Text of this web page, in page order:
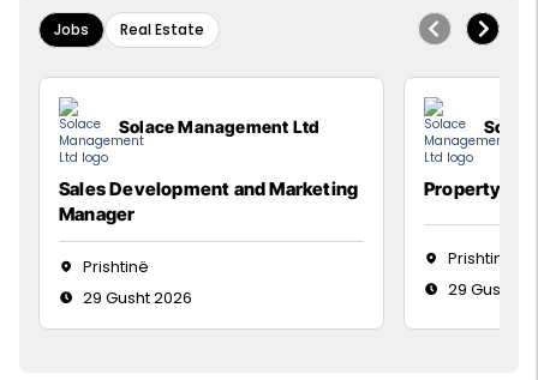
Jobs Real Estate
Solace Management Ltd
Sales Development and Marketing
Manager
Prishtinë
29 Gusht 2026
Property
Prishtinë
29 Gusht